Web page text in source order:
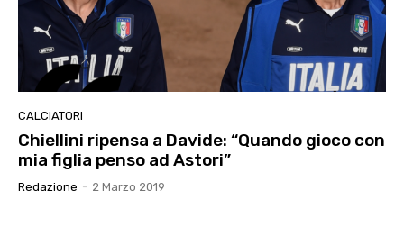
CALCIATORI
Chiellini ripensa a Davide: “Quando gioco con
mia figlia penso ad Astori”
Redazione - 2 Marzo 2019